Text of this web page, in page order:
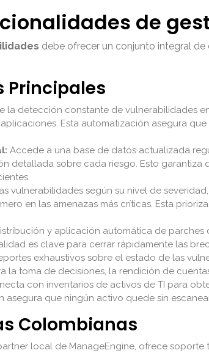
de
debe ofrecer un conjunto integral
Principales
la detección constante de vulnerabilidades
Esta automatización asegura
Accede a una base de datos actualizada
detallada sobre cada riesgo. Esto
vulnerabilidades según su nivel de
en las amenazas más críticas. Esta
y aplicación automática de
es clave para cerrar rápidamente las
exhaustivos sobre el estado de las
la toma de decisiones, la rendición de
con inventarios de activos de TI para
asegura que ningún activo quede sin
Colombianas
local de ManageEngine, ofrece